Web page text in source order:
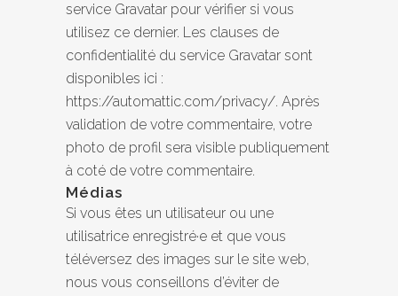
service Gravatar pour vérifier si vous
utilisez ce dernier. Les clauses de
confidentialité du service Gravatar sont
disponibles ici :
https://automattic.com/privacy/. Après
validation de votre commentaire, votre
photo de profil sera visible publiquement
à coté de votre commentaire.
Médias
Si vous êtes un utilisateur ou une
utilisatrice enregistré·e et que vous
téléversez des images sur le site web,
nous vous conseillons d’éviter de